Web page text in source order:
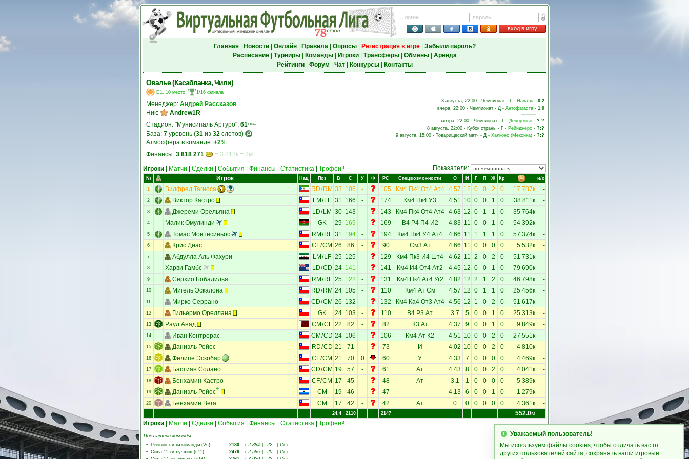
логин
пароль
вход в игру
Главная| Новости| Онлайн| Правила| Опросы| Регистрация в игре| Забыли пароль?
Расписание| Турниры| Команды| Игроки| Трансферы| Обмены| Аренда
Рейтинги| Форум Чат| Конкурсы| Контакты
Овалье (Касабланка, Чили)
D1, 10 место 1/16 финала
Менеджер: Андрей Рассказов
Ник:
Andrew1R
Стадион: "Мунисипаль Артуро", 61тыс.
База: 7 уровень (31 из 32 слотов)
Атмосфера в команде: +2%
Финансы: 3 818 271 = 3 818к = 3м
3 августа, 22:00 - Чемпионат - Г - Наваль - 0:2
вчера, 22:00 - Чемпионат - Д - Антофагаста - 1:0
завтра, 22:00 - Чемпионат - Г - Депортиво - ?:?
8 августа, 22:00 - Кубок страны - Г - Рейнджерс - ?:?
9 августа, 15:00 - Товарищеский матч - Д - Халконс (Мексика) - ?:?
Игроки Матчи Сделки События Финансы Статистика Трофеи 3 Показатели:
№ Игрок Нац Поз В С У Ф РС Спецвозможности О И Г П Ж Кр и/о
1 Вилфред Тагноса RD/ RM 33 105 - 105 Км4 Пк4 От4 Ат4 4.57 12 0 0 2 0 17 787к -
2 Виктор Кастро LM / LF 31 166 - 174 Км4 Пк4 У3 4.51 10 0 0 1 0 38 811к -
3 Джереми Орельяна LD/ LM 30 143 - 143 Км4 Пк4 От4 Ат4 4.63 12 0 1 1 0 35 764к -
4 Малик Омулинди GK 29 169 - 169 В4 Р4 П4 И2 4.83 11 0 0 1 0 54 392к -
5 Томас Монтесиньос RM / RF 31 194 - 194 Км4 Пк4 У4 Ат4 4.66 11 1 1 1 0 57 374к -
6 Крис Диас CF/CM 26 86 - 90 См3 Ат 4.66 11 0 0 0 0 5 532к -
7 Абдулла Аль Фахури LM / LF 25 125 - 129 Км4 Пк3 И4 Шт4 4.62 11 2 0 2 0 51 731к -
8 Харви Гамбс LD/CD 24 141 - 141 Км4 И4 От4 Ат2 4.45 12 0 0 1 0 79 690к -
9 Серхио Бобадилья RM / RF 25 122 - 131 Км4 Пк4 Ат4 Уг2 4.82 12 2 1 2 0 46 798к -
10 Мигель Эскалона RD/ RM 24 105 - 110 Км4 Ат См 4.57 12 0 1 1 0 25 456к -
11 Мирко Серрано CD/CM 26 132 - 132 Км4 Ка4 От3 Ат4 4.56 12 1 0 2 0 51 617к -
12 Гильермо Ореллана GK 24 103 - 110 В4 Р3 Ат 3.7 5 0 0 1 0 25 313к -
13 Раул Анад CM /CF 22 82 - 82 К3 Ат 4.37 9 0 0 1 0 9 849к -
14 Иван Контрерас CM /CD 24 106 - 106 Км4 Ат К2 4.51 10 0 0 2 0 27 551к -
15 Даниэль Рейес RD/CD 21 71 - 73 И 4.02 10 0 0 2 0 4 810к -
16 Фелипе Эскобар CF/CM 21 70 0 60 У 4.33 7 0 0 0 0 4 469к -
17 Бастиан Солано CD/CM 19 57 - 61 Ат 4.43 8 0 0 2 0 4 041к -
18 Бенхамин Кастро CF/CM 17 45 - 48 Ат 3.1 1 0 0 0 0 5 389к -
19 Даниэль Рейес CM 19 46 - 47 4.13 6 0 0 1 0 1 279к -
20 Бенхамин Вега CM 17 42 - 42 Ат 0 0 0 0 0 0 4 361к -
24.4 2110 2147 552.0м
Игроки
Матчи Сделки События Финансы Статистика Трофеи 3
Показатели команды:
• Рейтинг силы команды (Vs): 2180 ( 2 884 22 15 )
• Сила 11-ти лучших (s11): 2476 ( 2 586 20 15 )
Уважаемый пользователь!
Мы используем файлы cookies, чтобы отличать вас от
других пользователей сайта, сохранять ваши игровые